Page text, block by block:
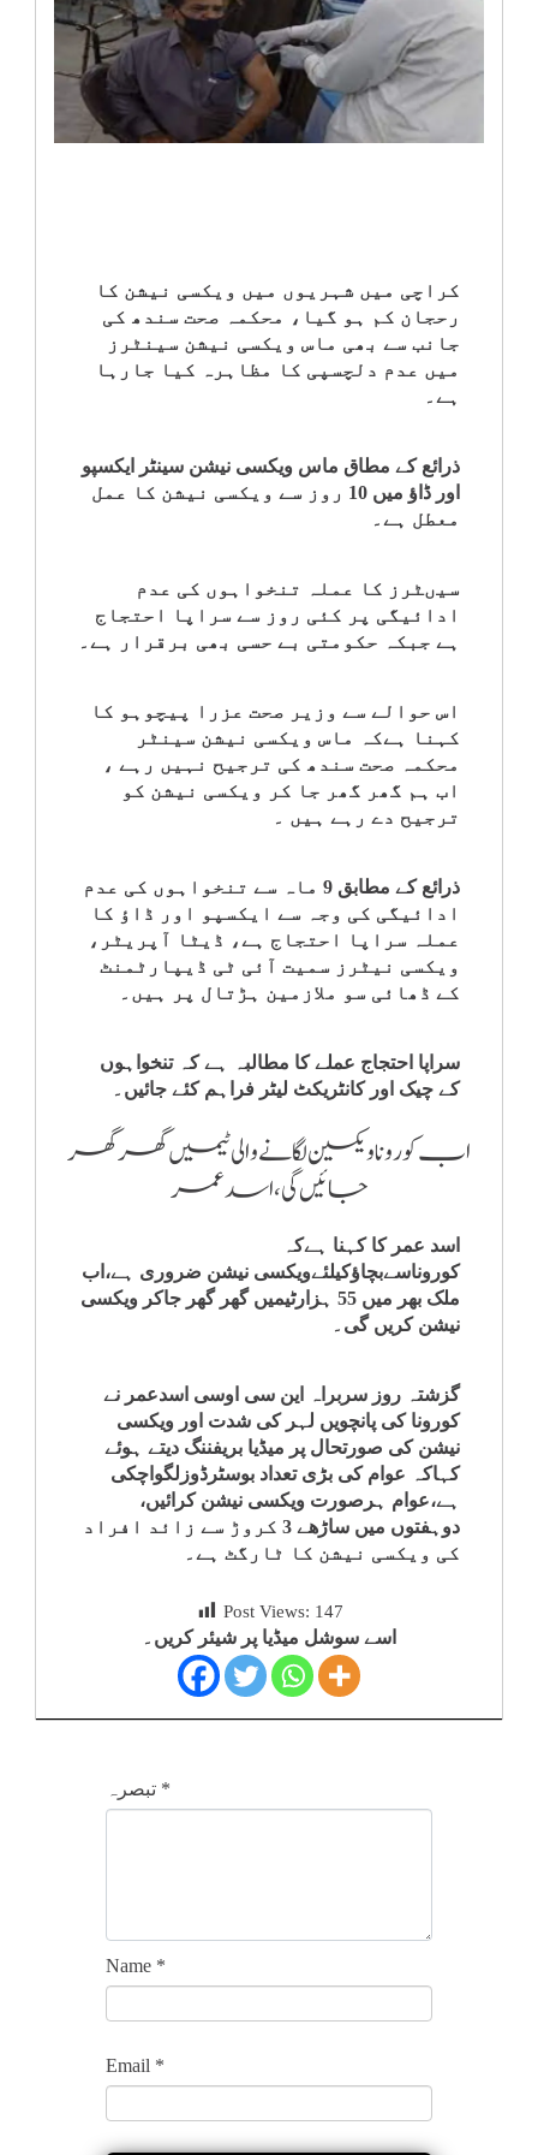
انٹرٹینمنٹ
صحت
کھیل
‎کرائم
سیاست
سپلیمنٹس
کراچی میں شہریوں میں ویکسی نیشن کا
رحجان کم ہو گیا، محکمہ صحت سندھ کی
جانب سے بھی ماس ویکسی نیشن سینٹرز
میں عدم دلچسپی کا مظاہرہ کیا جارہا
ہے۔
ذرائع کے مطاق ماس ویکسی نیشن سینٹر ایکسپو
اور ڈاؤ میں 10 روز سے ویکسی نیشن کا عمل
معطل ہے۔
سیںٹرز کا عملہ تنخواہوں کی عدم
ادائیگی پر کئی روز سے سراپا احتجاج
ہے جبکہ حکومتی بے حسی بھی برقرار ہے۔
اس حوالے سے وزیر صحت عزرا پیچوہو کا
کہنا ہےکہ ماس ویکسی نیشن سینٹر
محکمہ صحت سندھ کی ترجیح نہیں رہے ،
اب ہم گھر گھر جا کر ویکسی نیشن کو
ترجیح دے رہے ہیں ۔
ذرائع کے مطابق 9 ماہ سے تنخواہوں کی عدم
ادائیگی کی وجہ سے ایکسپو اور ڈاؤ کا
عملہ سراپا احتجاج ہے، ڈیٹا آپریٹر،
ویکسی نیٹرز سمیت آئی ٹی ڈیپارٹمنٹ
کے ڈھائی سو ملازمین ہڑتال پر ہیں۔
سراپا احتجاج عملے کا مطالبہ ہے کہ تنخواہوں
کے چیک اور کانٹریکٹ لیٹر فراہم کئے جائیں۔
اب کورونا ویکسین لگانے والی ٹیمیں گھر گھر
جائیں گی، اسد عمر
اسد عمر کا کہنا ہےکہ
کوروناسےبچاؤکیلئےویکسی نیشن ضروری ہے،اب
ملک بھر میں 55 ہزارٹیمیں گھر گھر جاکر ویکسی
نیشن کریں گی۔
گزشتہ روز سربراہ این سی اوسی اسدعمر نے
کورونا کی پانچویں لہر کی شدت اور ویکسی
نیشن کی صورتحال پر میڈیا بریفننگ دیتے ہوئے
کہاکہ عوام کی بڑی تعداد بوسٹرڈوزلگواچکی
ہے،عوام ہرصورت ویکسی نیشن کرائیں،
دوہفتوں میں ساڑھے 3 کروڑ سے زائد افراد
کی ویکسی نیشن کا ٹارگٹ ہے۔
Post Views: 147
اسے سوشل میڈیا پر شیئر کریں۔
تبصرہ *
Name *
Email *